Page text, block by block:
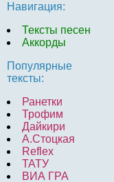
Навигация:
Тексты песен
Аккорды
Популярные
тексты:
Ранетки
Трофим
Дайкири
А.Стоцкая
Reflex
ТАТУ
ВИА ГРА